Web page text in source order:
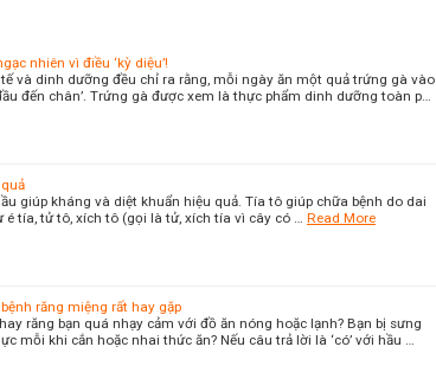
nhiên vì điều ‘kỳ diệu’!
và dinh dưỡng đều chỉ ra rằng, mỗi ngày ăn một quả trứng gà vào
đến chân’. Trứng gà được xem là thực phẩm dinh dưỡng toàn p…
giúp kháng và diệt khuẩn hiệu quả. Tía tô giúp chữa bệnh do dai
tía, tử tô, xích tô (gọi là tử, xích tía vì cây có …
Read More
răng miệng rất hay gặp
răng bạn quá nhạy cảm với đồ ăn nóng hoặc lạnh? Bạn bị sưng
mỗi khi cắn hoặc nhai thức ăn? Nếu câu trả lời là ‘có’ với hầu …